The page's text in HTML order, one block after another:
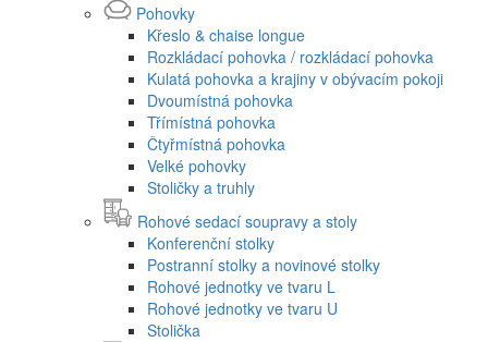
Pohovky
Křeslo & chaise longue
Rozkládací pohovka / rozkládací pohovka
Kulatá pohovka a krajiny v obývacím pokoji
Dvoumístná pohovka
Třímístná pohovka
Čtyřmístná pohovka
Velké pohovky
Stoličky a truhly
Rohové sedací soupravy a stoly
Konferenční stolky
Postranní stolky a novinové stolky
Rohové jednotky ve tvaru L
Rohové jednotky ve tvaru U
Stolička